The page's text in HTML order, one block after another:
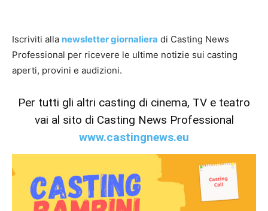
Iscriviti alla newsletter giornaliera di Casting News
Professional per ricevere le ultime notizie sui casting
aperti, provini e audizioni.
Per tutti gli altri casting di cinema, TV e teatro
vai al sito di Casting News Professional
www.castingnews.eu